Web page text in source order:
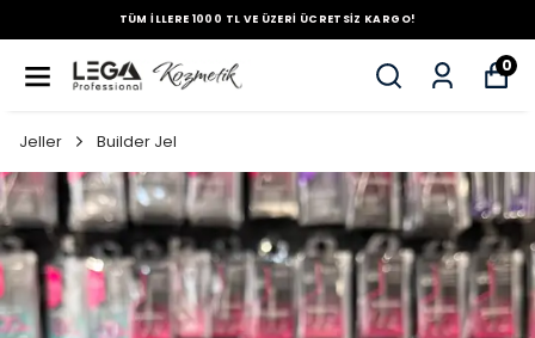
TÜM İLLERE 1000 TL VE ÜZERİ ÜCRETSİZ KARGO!
0
Jeller Builder Jel